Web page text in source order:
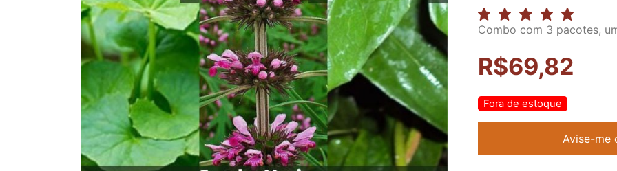
Combo com 3 pacotes,
R$69,82
Fora de estoque